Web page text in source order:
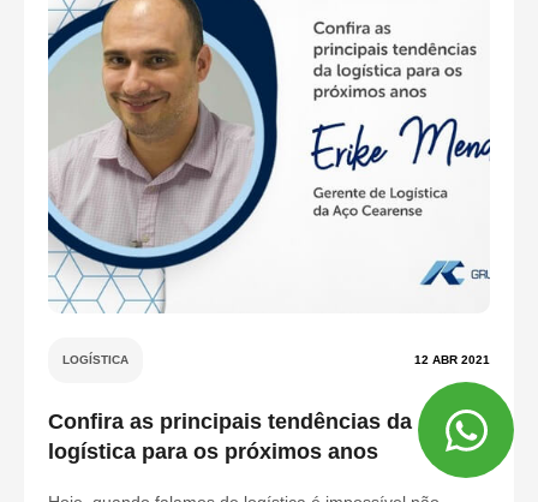
LOGÍSTICA 12 ABR 2021
Confira as principais tendências da
logística para os próximos anos